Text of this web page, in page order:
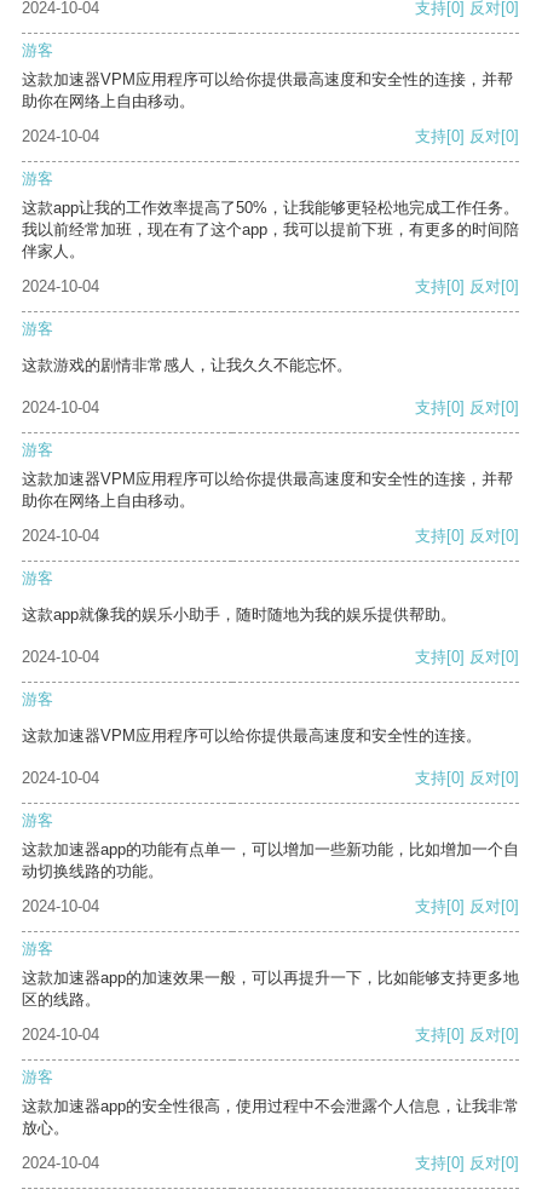
2024-10-04 支持[0] 反对[0]
游客
这款加速器VPM应用程序可以给你提供最高速度和安全性的连接，并帮
助你在网络上自由移动。
2024-10-04
支持[0] 反对[0]
游客
这款app让我的工作效率提高了50%，让我能够更轻松地完成工作任务。
我以前经常加班，现在有了这个app，我可以提前下班，有更多的时间陪
伴家人。
2024-10-04
支持[0] 反对[0]
游客
这款游戏的剧情非常感人，让我久久不能忘怀。
2024-10-04 支持[0] 反对[0]
游客
这款加速器VPM应用程序可以给你提供最高速度和安全性的连接，并帮
助你在网络上自由移动。
2024-10-04
支持[0] 反对[0]
游客
这款app就像我的娱乐小助手，随时随地为我的娱乐提供帮助。
2024-10-04 支持[0] 反对[0]
游客
这款加速器VPM应用程序可以给你提供最高速度和安全性的连接。
2024-10-04 支持[0] 反对[0]
游客
这款加速器app的功能有点单一，可以增加一些新功能，比如增加一个自
动切换线路的功能。
2024-10-04
支持[0] 反对[0]
游客
这款加速器app的加速效果一般，可以再提升一下，比如能够支持更多地
区的线路。
2024-10-04
支持[0] 反对[0]
游客
这款加速器app的安全性很高，使用过程中不会泄露个人信息，让我非常
放心。
2024-10-04
支持[0] 反对[0]